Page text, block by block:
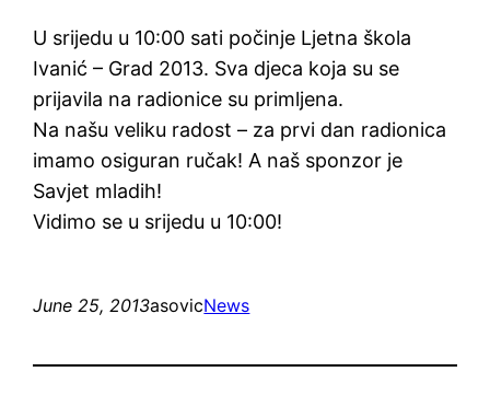
U srijedu u 10:00 sati počinje Ljetna škola
Ivanić – Grad 2013. Sva djeca koja su se
prijavila na radionice su primljena.
Na našu veliku radost – za prvi dan radionica
imamo osiguran ručak! A naš sponzor je
Savjet mladih!
Vidimo se u srijedu u 10:00!
June 25, 2013asovicNews